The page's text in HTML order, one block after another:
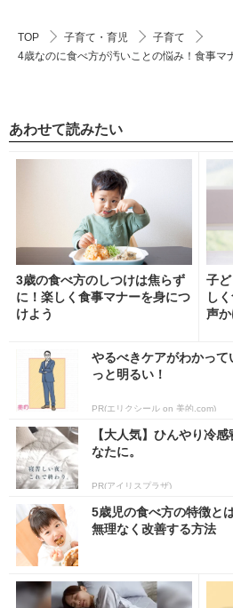
TOP 子育て・育児
子育て
4歳なのに食べ方が汚いことの悩み！食事マ
あわせて読みたい
3歳の食べ方のしつけは焦らず
に！楽しく食事マナーを身につ
けよう
子
し
声
やるべきケアがわかっ
っと明るい！
PR(エリクシール on 美的.com)
【大人気】ひんやり冷
なたに。
PR(アイリスプラザ)
5歳児の食べ方の特徴と
無理なく改善する方法